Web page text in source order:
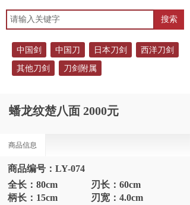
搜索
中国剑 中国刀 日本刀剑
西洋刀剑
其他刀剑
刀剑附属
蟠龙纹楚八面 2000元
商品信息
商品编号：LY-074
全长：80cm 刃长：60cm
柄长：15cm 刃宽：4.0cm